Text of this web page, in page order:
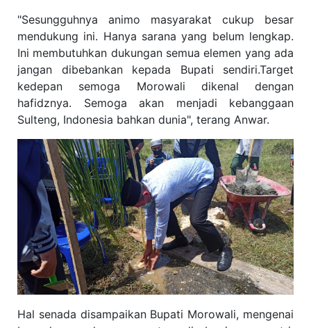
"Sesungguhnya animo masyarakat cukup besar
mendukung ini. Hanya sarana yang belum lengkap.
Ini membutuhkan dukungan semua elemen yang ada
jangan dibebankan kepada Bupati sendiri.Target
kedepan semoga Morowali dikenal dengan
hafidznya. Semoga akan menjadi kebanggaan
Sulteng, Indonesia bahkan dunia", terang Anwar.
Hal senada disampaikan Bupati Morowali, mengenai